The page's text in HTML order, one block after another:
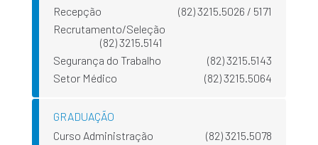
Recepção
(82) 3215.5026 / 5171
Recrutamento/Seleção
(82) 3215.5141
Segurança do Trabalho
(82) 3215.5143
Setor Médico
(82) 3215.5064
GRADUAÇÃO
Curso Administração
(82) 3215.5078